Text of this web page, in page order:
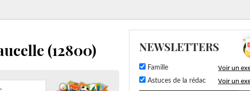
(12800) NEWSLETTERS
Famille Voir un
Astuces de la rédac Voir un